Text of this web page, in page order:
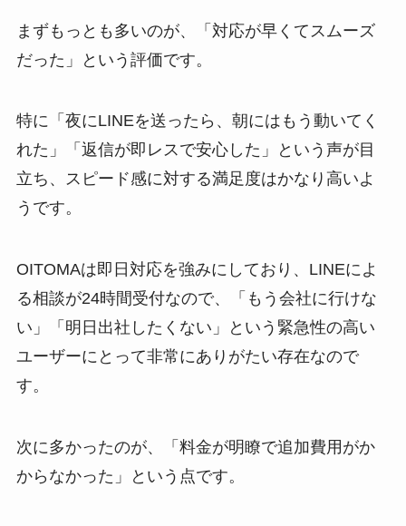
まずもっとも多いのが、「対応が早くてスムーズ
だった」という評価です。
特に「夜にLINEを送ったら、朝にはもう動いてく
れた」「返信が即レスで安心した」という声が目
立ち、スピード感に対する満足度はかなり高いよ
うです。
OITOMAは即日対応を強みにしており、LINEによ
る相談が24時間受付なので、「もう会社に行けな
い」「明日出社したくない」という緊急性の高い
ユーザーにとって非常にありがたい存在なので
す。
次に多かったのが、「料金が明瞭で追加費用がか
からなかった」という点です。